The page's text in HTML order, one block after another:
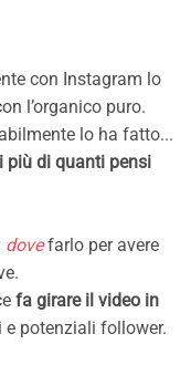
con Instagram lo
l’organico puro.
lo ha fatto...
più di quanti pensi
dovefarlo per avere
fa girare il video in
potenziali follower.